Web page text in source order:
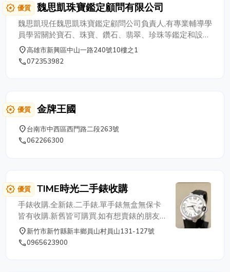
award_star 優質 魏思凱珠寶鑑定顧問有限公司
魏思凱現任魏思凱珠寶鑑定顧問公司負責人,有專業輔導學
員學習關於寶石、珠寶、鑽石、翡翠、珍珠等鑑定和設計
教育課程開設補習班,歡迎有興趣的您來電洽詢高雄寶石鑑
定、珠寶鑑定課程、珠寶鑑定補習班、珠寶設計、寶石設
place高雄市新興區中山一路240號10樓之1
phone072353982
award_star 優質 金牌王國
place台南市中西區西門路二段263號
phone062266300
award_star 優質 TIME時光二手錶收購
手錶收購.全新錶.二手錶.單手錶無盒無保卡
皆有收購.新舊皆可購買.如有想賣錶的朋友.
歡迎隨時透過電話或LINE免費線上估價.歡
迎與我們聯繫!全年無休!快速收
place新竹市新竹縣新丰鄉員山村員山131-127號
phone0965623900